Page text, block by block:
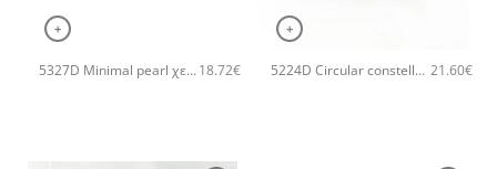
+
5327D Minimal pearl χειροποίητο δαχτυλιδι Catherine bijoux Ασημί18.72€
+
5224D Circular constellation χειροποίητο δαχτυλιδι Catherine bijoux Χρυσό 21.60€